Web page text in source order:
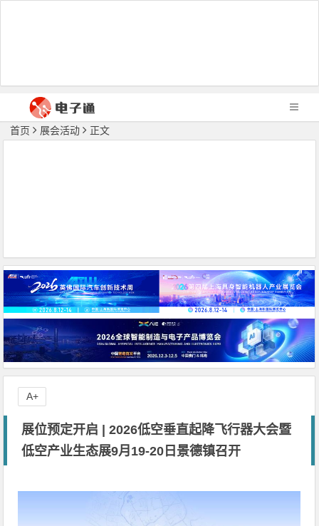
首页 展会活动 正文
展位预定开启 | 2026低空垂直起降飞行器大会暨
低空产业生态展9月19-20日景德镇召开
A+